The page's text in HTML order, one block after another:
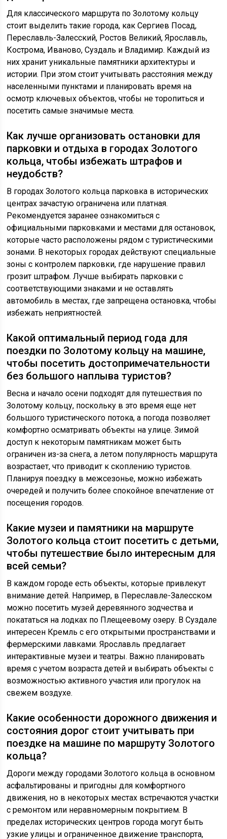
Для классического маршрута по Золотому кольцу
стоит выделить такие города, как Сергиев Посад,
Переславль-Залесский, Ростов Великий, Ярославль,
Кострома, Иваново, Суздаль и Владимир. Каждый из
них хранит уникальные памятники архитектуры и
истории. При этом стоит учитывать расстояния между
населенными пунктами и планировать время на
осмотр ключевых объектов, чтобы не торопиться и
посетить самые значимые места.
Как лучше организовать остановки для
парковки и отдыха в городах Золотого
кольца, чтобы избежать штрафов и
неудобств?
В городах Золотого кольца парковка в исторических
центрах зачастую ограничена или платная.
Рекомендуется заранее ознакомиться с
официальными парковками и местами для остановок,
которые часто расположены рядом с туристическими
зонами. В некоторых городах действуют специальные
зоны с контролем парковки, где нарушение правил
грозит штрафом. Лучше выбирать парковки с
соответствующими знаками и не оставлять
автомобиль в местах, где запрещена остановка, чтобы
избежать неприятностей.
Какой оптимальный период года для
поездки по Золотому кольцу на машине,
чтобы посетить достопримечательности
без большого наплыва туристов?
Весна и начало осени подходят для путешествия по
Золотому кольцу, поскольку в это время еще нет
большого туристического потока, а погода позволяет
комфортно осматривать объекты на улице. Зимой
доступ к некоторым памятникам может быть
ограничен из-за снега, а летом популярность маршрута
возрастает, что приводит к скоплению туристов.
Планируя поездку в межсезонье, можно избежать
очередей и получить более спокойное впечатление от
посещения городов.
Какие музеи и памятники на маршруте
Золотого кольца стоит посетить с детьми,
чтобы путешествие было интересным для
всей семьи?
В каждом городе есть объекты, которые привлекут
внимание детей. Например, в Переславле-Залесском
можно посетить музей деревянного зодчества и
покататься на лодках по Плещеевому озеру. В Суздале
интересен Кремль с его открытыми пространствами и
фермерскими лавками. Ярославль предлагает
интерактивные музеи и театры. Важно планировать
время с учетом возраста детей и выбирать объекты с
возможностью активного участия или прогулок на
свежем воздухе.
Какие особенности дорожного движения и
состояния дорог стоит учитывать при
поездке на машине по маршруту Золотого
кольца?
Дороги между городами Золотого кольца в основном
асфальтированы и пригодны для комфортного
движения, но в некоторых местах встречаются участки
с ремонтом или неравномерным покрытием. В
пределах исторических центров города могут быть
узкие улицы и ограниченное движение транспорта,